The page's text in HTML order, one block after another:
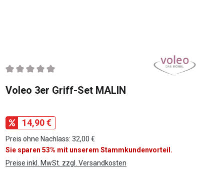
Durchschnittliche Bewertung von 0 von 5 Sternen
Voleo 3er Griff-Set MALIN
14,90 €
Preis ohne Nachlass: 32,00 €
Sie sparen 53% mit unserem Stammkundenvorteil.
Preise inkl. MwSt. zzgl. Versandkosten